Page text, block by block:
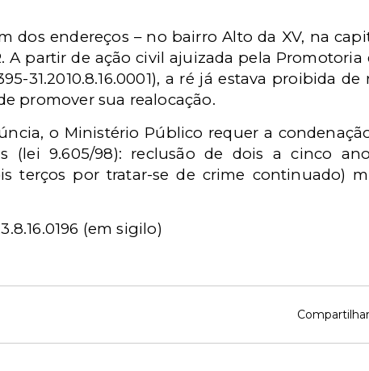
dos endereços – no bairro Alto da XV, na
A partir de ação civil ajuizada pela Promotoria
31.2010.8.16.0001), a ré já estava proibida
promover sua realocação.
o Ministério Público requer a
(lei 9.605/98): reclusão de dois a cinco
terços por tratar-se de crime continuado)
(em sigilo)
Compartilhar